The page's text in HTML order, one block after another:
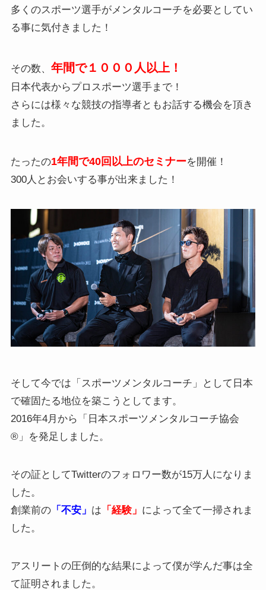
多くのスポーツ選手がメンタルコーチを必要としてい
る事に気付きました！
その数、 年間で１０００人以上！
日本代表からプロスポーツ選手まで！
さらには様々な競技の指導者ともお話する機会を頂き
ました。
たったの1年間で40回以上のセミナーを開催！
300人とお会いする事が出来ました！
そして今では「スポーツメンタルコーチ」として日本
で確固たる地位を築こうとしてます。
2016年4月から「日本スポーツメンタルコーチ協会
®」を発足しました。
その証としてTwitterのフォロワー数が15万人になりま
した。
創業前の「不安」 は 「経験」 によって全て一掃されま
した。
アスリートの圧倒的な結果によって僕が学んだ事は全
て証明されました。